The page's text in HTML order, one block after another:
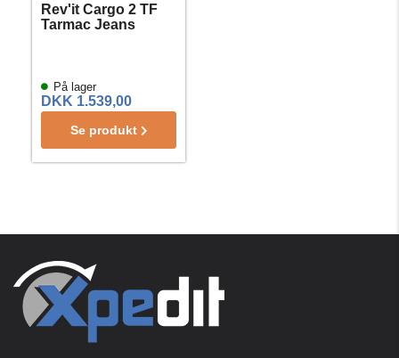
Rev'it Cargo 2 TF
Tarmac Jeans
På lager
DKK 1.539,00
Se produkt